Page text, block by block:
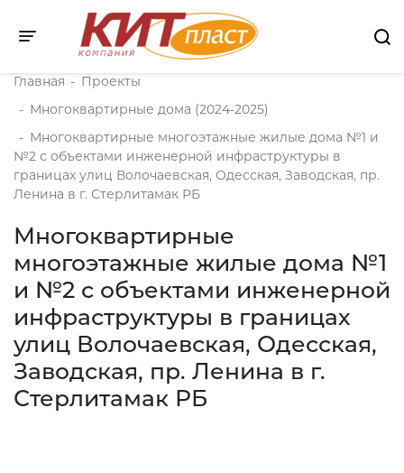
Toggle navigation
Главная - Проекты
- Многоквартирные дома (2024-2025)
- Многоквартирные многоэтажные жилые дома №1 и
№2 с объектами инженерной инфраструктуры в
границах улиц Волочаевская, Одесская, Заводская, пр.
Ленина в г. Стерлитамак РБ
Многоквартирные
многоэтажные жилые дома №1
и №2 с объектами инженерной
инфраструктуры в границах
улиц Волочаевская, Одесская,
Заводская, пр. Ленина в г.
Стерлитамак РБ